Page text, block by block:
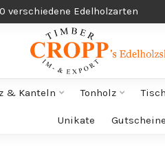
verschiedene Edelholzarten
& Kanteln Tonholz
Unikate Gutscheine